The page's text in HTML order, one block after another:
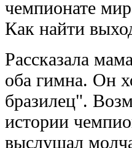
чемпионате
Как найти
Рассказала
оба гимна. Он
бразилец".
истории
выслушал